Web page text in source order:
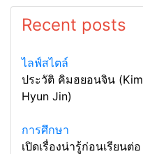
Recent posts
ไลฟ์สไตล์
ประวัติ คิมฮยอนจิน (Kim
Hyun Jin)
การศึกษา
เปิดเรื่องน่ารู้ก่อนเรียนต่อ